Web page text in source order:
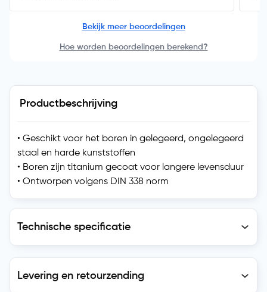
Bekijk meer beoordelingen
Hoe worden beoordelingen berekend?
Productbeschrijving
• Geschikt voor het boren in gelegeerd, ongelegeerd
staal en harde kunststoffen
• Boren zijn titanium gecoat voor langere levensduur
• Ontworpen volgens DIN 338 norm
Technische specificatie
Levering en retourzending